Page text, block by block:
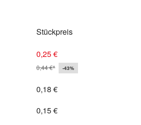
Stückpreis
0,25 €
0,44 €* -43%
0,18 €
0,15 €